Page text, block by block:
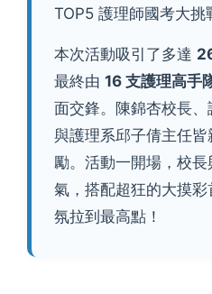
TOP5 護理師國考大挑
本次活動吸引了多達
最終由 16 支護理高手
面交鋒。陳錦杏校長
與護理系邱子倩主任
勵。活動一開場，校
氣，搭配超狂的大摸
氛拉到最高點！